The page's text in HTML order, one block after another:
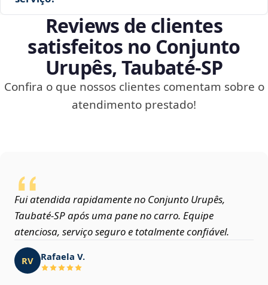
Reviews de clientes
satisfeitos no Conjunto
Urupês, Taubaté‑SP
Confira o que nossos clientes comentam sobre o
atendimento prestado!
Fui atendida rapidamente no Conjunto Urupês,
Taubaté‑SP após uma pane no carro. Equipe
atenciosa, serviço seguro e totalmente confiável.
RV Rafaela V.